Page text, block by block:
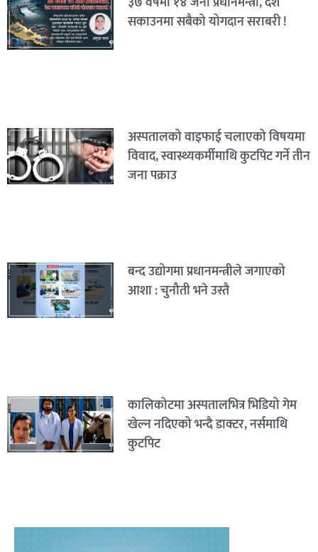
सकाउनमा सबैको योगदान सराबरी !
अस्पतालको वाइफाई चलाएको विषयमा
विवाद, स्वास्थ्यकर्मीमाथि कुटपिट गर्ने तीन
जना पक्राउ
बन्द उद्योगमा प्रधानमन्त्रीले जगाएको
आशा : चुनौती भने उस्तै
कालिकोटमा अस्पतालभित्र भिडियो गेम
खेल्न नदिएको भन्दै डाक्टर, नर्समाथि
कुटपिट